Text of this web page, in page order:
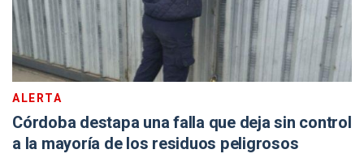
ALERTA
Córdoba destapa una falla que deja sin control
a la mayoría de los residuos peligrosos